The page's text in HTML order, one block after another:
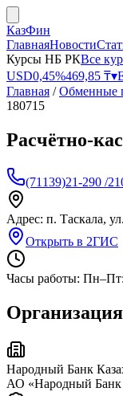
КазФин
ГлавнаяНовости
Курсы НБ РКВсе
USD0,45%469,85 ₸▾
Главная /Обменные
180715
Расчётно-
(71139)21-290 /
Адрес: п. Таскала,
Открыть в 2ГИС
Часы работы: Пн–Пт:
Организация
Народный Банк
АО «Народный Банк